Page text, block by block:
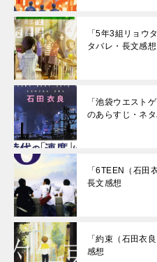
「5年3組リョウ
タバレ・長文感想
「池袋ウエスト
のあらすじ・ネ
「6TEEN（石田
長文感想
「約束（石田衣
感想